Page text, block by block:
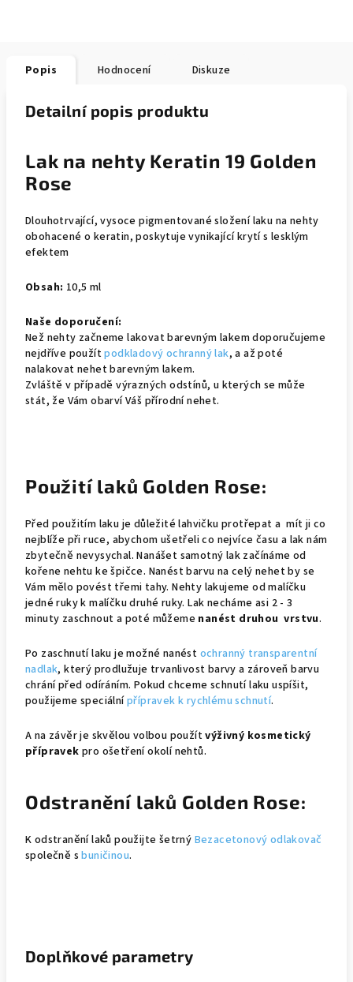
Popis Hodnocení Diskuze
Detailní popis produktu
Lak na nehty Keratin 19 Golden
Rose
Dlouhotrvající, vysoce pigmentované složení laku na nehty
obohacené o keratin, poskytuje vynikající krytí s lesklým
efektem
Obsah: 10,5 ml
Naše doporučení:
Než nehty začneme lakovat barevným lakem doporučujeme
nejdříve použítpodkladový ochranný lak, a až poté
nalakovat nehet barevným lakem.
Zvláště v případě výrazných odstínů, u kterých se může
stát, že Vám obarví Váš přírodní nehet.
Použití laků Golden Rose:
Před použitím laku je důležité lahvičku protřepat a mít ji co
nejblíže při ruce, abychom ušetřeli co nejvíce času a lak nám
zbytečně nevysychal. Nanášet samotný lak začínáme od
kořene nehtu ke špičce. Nanést barvu na celý nehet by se
Vám mělo povést třemi tahy. Nehty lakujeme od malíčku
jedné ruky k malíčku druhé ruky. Lak necháme asi 2 - 3
minuty zaschnout a poté můžeme nanést druhou vrstvu.
Po zaschnutí laku je možné nanést ochranný transparentní
nadlak, který prodlužuje trvanlivost barvy a zároveň barvu
chrání před odíráním. Pokud chceme schnutí laku uspíšit,
použijeme speciálnípřípravek k rychlému schnutí.
A na závěr je skvělou volbou použítvýživný kosmetický
přípravekpro ošetření okolí nehtů.
Odstranění laků Golden Rose:
K odstranění laků použijte šetrný Bezacetonový odlakovač
společně sbuničinou.
Doplňkové parametry